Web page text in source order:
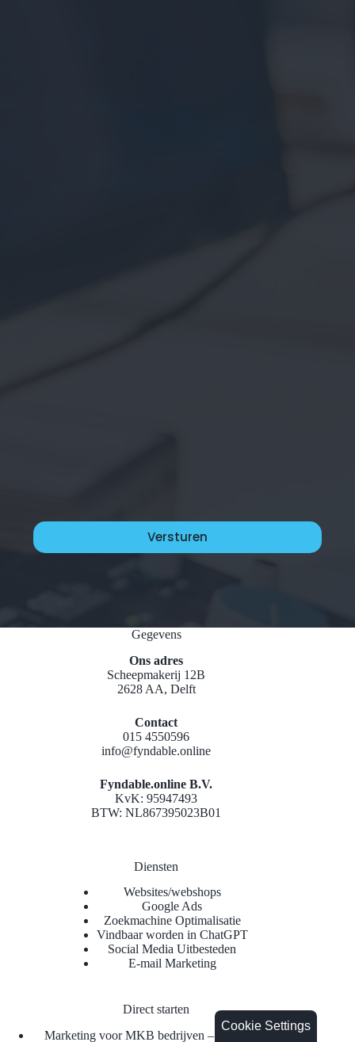
Cookie Settings
Gegevens
Ons adres
Scheepmakerij 12B
2628 AA, Delft
Contact
015 4550596
info@fyndable.online
Fyndable.online B.V.
KvK: 95947493
BTW: NL867395023B01
Diensten
Websites/webshops
Google Ads
Zoekmachine Optimalisatie
Vindbaar worden in ChatGPT
Social Media Uitbesteden
E-mail Marketing
Direct starten
Marketing voor MKB bedrijven – betere klanten &